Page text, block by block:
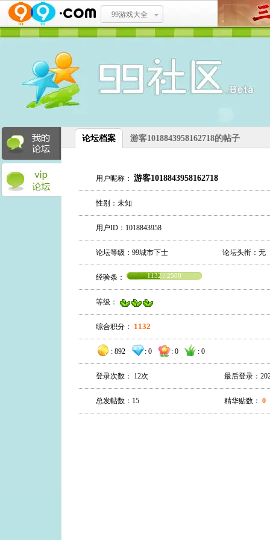
99游戏大全
论坛档案 游客1018843958162718的帖子
用户昵称： 游客1018843958162718
性别：未知
用户ID：1018843958
论坛等级：99城市下士 论坛头衔：无
经验条： 1132 / 2500
等级：
综合积分： 1132
: 892 : 0 : 0 : 0
登录次数： 12次 最后登录：
总发帖数：15 精华贴数： 0